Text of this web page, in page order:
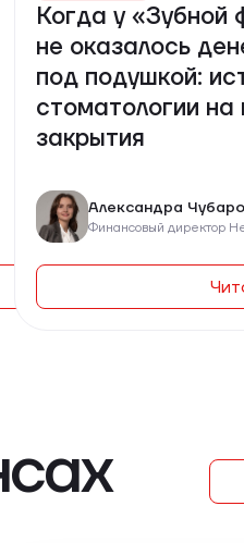
Когда у «Зубной
не оказалось
под подушкой:
стоматологии на
закрытия
Александра
Финансовый директор